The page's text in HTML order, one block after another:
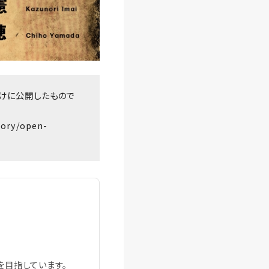
に公開したもので
open-
指しています。